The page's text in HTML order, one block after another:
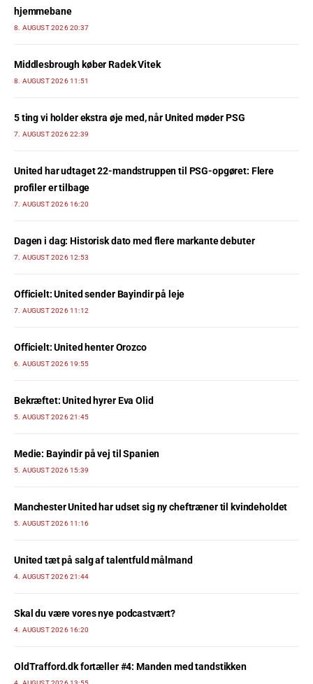
hjemmebane
8. AUGUST 2026 20:37
Middlesbrough køber Radek Vitek
8. AUGUST 2026 11:51
5 ting vi holder ekstra øje med, når United møder PSG
7. AUGUST 2026 22:39
United har udtaget 22-mandstruppen til PSG-opgøret: Flere
profiler er tilbage
7. AUGUST 2026 16:20
Dagen i dag: Historisk dato med flere markante debuter
7. AUGUST 2026 12:53
Officielt: United sender Bayindir på leje
7. AUGUST 2026 11:12
Officielt: United henter Orozco
6. AUGUST 2026 19:55
Bekræftet: United hyrer Eva Olid
5. AUGUST 2026 21:45
Medie: Bayindir på vej til Spanien
5. AUGUST 2026 15:39
Manchester United har udset sig ny cheftræner til kvindeholdet
5. AUGUST 2026 11:16
United tæt på salg af talentfuld målmand
4. AUGUST 2026 21:44
Skal du være vores nye podcastvært?
4. AUGUST 2026 16:20
OldTrafford.dk fortæller #4: Manden med tandstikken